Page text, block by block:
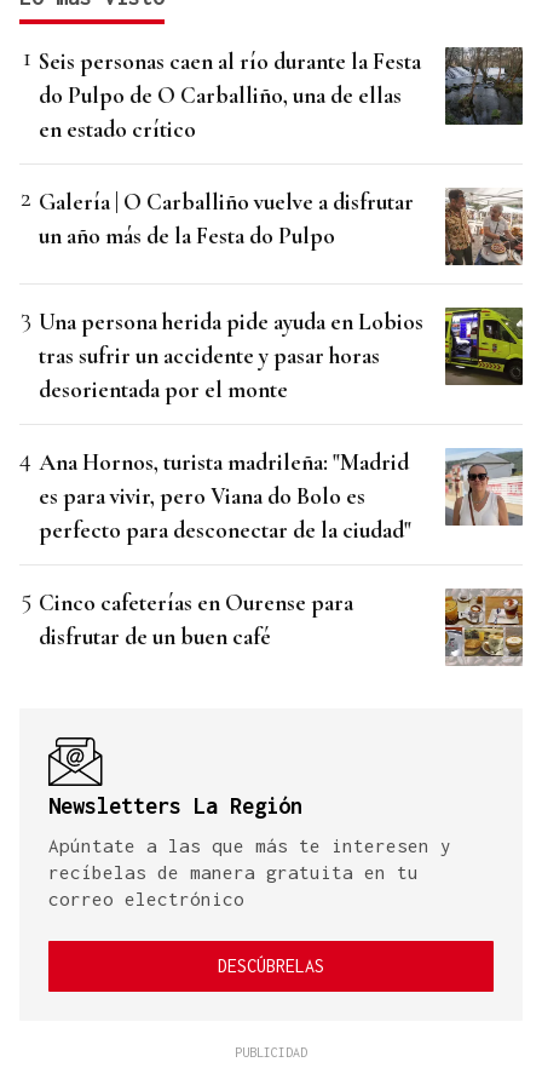
Seis personas caen al río durante la Festa
do Pulpo de O Carballiño, una de ellas
en estado crítico
Galería | O Carballiño vuelve a disfrutar
un año más de la Festa do Pulpo
Una persona herida pide ayuda en Lobios
tras sufrir un accidente y pasar horas
desorientada por el monte
Ana Hornos, turista madrileña: "Madrid
es para vivir, pero Viana do Bolo es
perfecto para desconectar de la ciudad"
Cinco cafeterías en Ourense para
disfrutar de un buen café
Newsletters La Región
Apúntate a las que más te interesen y
recíbelas de manera gratuita en tu
correo electrónico
DESCÚBRELAS